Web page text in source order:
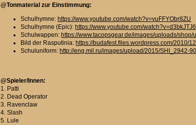
@Tonmaterial zur Einstimmung:
Schulhymne: https://www.youtube.com/watch?v=vuFFYObr8ZU
Schulhymne (Epic): https://www.youtube.com/
Schulwappen: https://www.tacopsgear.de/images/uploads/
Bild der Rasputinia: https://budafest.files.wordpress.com/2010/
Schuluniform: http://eng.mil.ru/images/upload/2015/SHI_2942-
@Spieler/Innen:
1. Patti
2. Dead Operator
3. Ravenclaw
4. Slash
5. Lule